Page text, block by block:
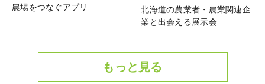
農場をつなぐアプリ
北海道の農業者・農業関連企
業と出会える展示会
もっと見る